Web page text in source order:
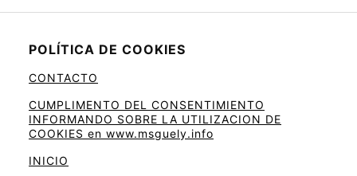
POLÍTICA DE COOKIES
CONTACTO
CUMPLIMENTO DEL CONSENTIMIENTO
INFORMANDO SOBRE LA UTILIZACION DE
COOKIES en www.msguely.info
INICIO